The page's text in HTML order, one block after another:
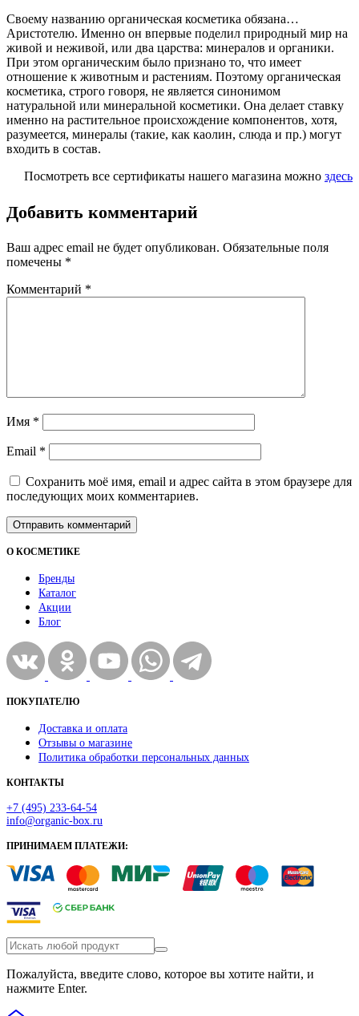
Своему названию органическая косметика обязана…
Аристотелю. Именно он впервые поделил природный мир на
живой и неживой, или два царства: минералов и органики.
При этом органическим было признано то, что имеет
отношение к животным и растениям. Поэтому органическая
косметика, строго говоря, не является синонимом
натуральной или минеральной косметики. Она делает ставку
именно на растительное происхождение компонентов, хотя,
разумеется, минералы (такие, как каолин, слюда и пр.) могут
входить в состав.
Посмотреть все сертификаты нашего магазина можно здесь
Добавить комментарий
Ваш адрес email не будет опубликован. Обязательные поля
помечены *
Комментарий *
Имя *
Email *
Сохранить моё имя, email и адрес сайта в этом браузере для
последующих моих комментариев.
О КОСМЕТИКЕ
Бренды
Каталог
Акции
Блог
ПОКУПАТЕЛЮ
Доставка и оплата
Отзывы о магазине
Политика обработки персональных данных
КОНТАКТЫ
+7 (495) 233-64-54
info@organic-box.ru
ПРИНИМАЕМ ПЛАТЕЖИ:
Пожалуйста, введите слово, которое вы хотите найти, и
нажмите Enter.